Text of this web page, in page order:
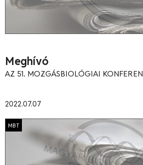
Meghívó
2022.07.07
AZ 51. MOZGÁSBIOLÓGIAI
MBT